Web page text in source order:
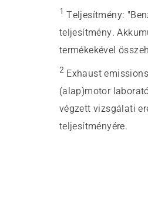
1 Teljesítmény:
teljesítmény.
termékekével
2 Exhaust emissions
(alap)motor
végzett vizsgálati
teljesítményére.